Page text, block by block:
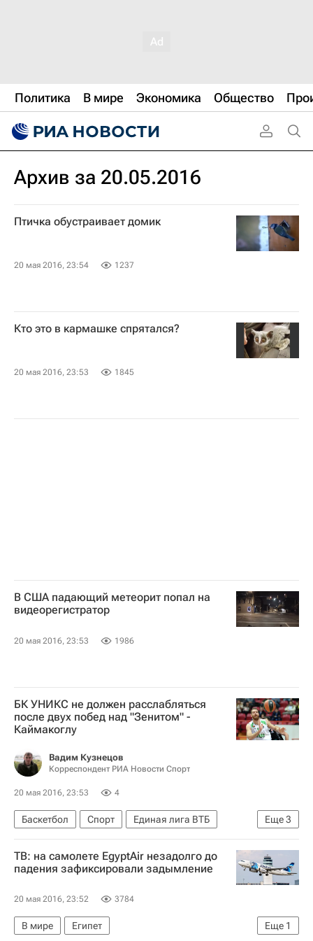
Политика В мире Экономика Общество
Архив за 20.05.2016
Птичка обустраивает домик
20 мая 2016, 23:54 1237
Кто это в кармашке спрятался?
20 мая 2016, 23:53 1845
В США падающий метеорит попал на
видеорегистратор
20 мая 2016, 23:53 1986
БК УНИКС не должен расслабляться
после двух побед над "Зенитом" -
Каймакоглу
Вадим Кузнецов
Корреспондент РИА Новости Спорт
20 мая 2016, 23:53 4
Еще3
Баскетбол Спорт
Единая лига ВТБ
Зенит (Санкт-Петербург)
УНИКС
Константинос Каймакоглу
ТВ: на самолете EgyptAir незадолго до
падения зафиксировали задымление
20 мая 2016, 23:52 3784
Еще 1
В мире
Египет